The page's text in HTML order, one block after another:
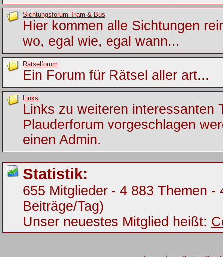
Sichtungsforum Tram & Bus
Hier kommen alle Sichtungen
wo, egal wie, egal wann...
Rätselforum
Ein Forum für Rätsel aller art...
Links
Links zu weiteren interessanten
Plauderforum vorgeschlagen
einen Admin.
Statistik:
655 Mitglieder - 4 883 Themen
Beiträge/Tag)
Unser neuestes Mitglied heißt: